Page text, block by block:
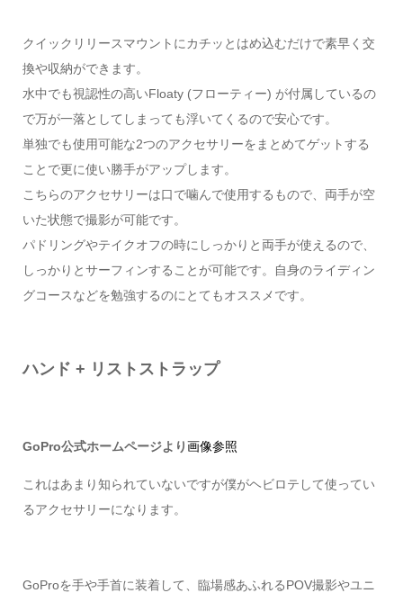
クイックリリースマウントにカチッとはめ込むだけで素早く交
換や収納ができます。
水中でも視認性の高いFloaty (フローティー) が付属しているの
で万が一落としてしまっても浮いてくるので安心です。
単独でも使用可能な2つのアクセサリーをまとめてゲットする
ことで更に使い勝手がアップします。
こちらのアクセサリーは口で噛んで使用するもので、両手が空
いた状態で撮影が可能です。
パドリングやテイクオフの時にしっかりと両手が使えるので、
しっかりとサーフィンすることが可能です。自身のライディン
グコースなどを勉強するのにとてもオススメです。
ハンド + リストストラップ
GoPro公式ホームページより画像参照
これはあまり知られていないですが僕がヘビロテして使ってい
るアクセサリーになります。
GoProを手や手首に装着して、臨場感あふれるPOV撮影やユニ